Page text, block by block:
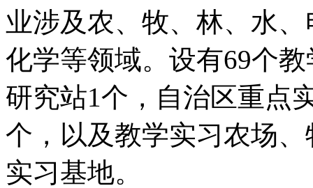
业涉及农、牧、林、水
化学等领域。设有69个教
研究站1个，自治区重点
个，以及教学实习农场
实习基地。